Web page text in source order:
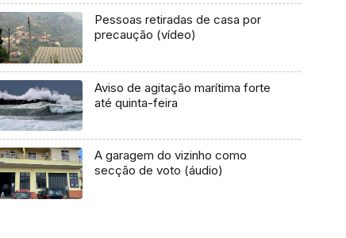
Pessoas retiradas de casa por
precaução (vídeo)
Aviso de agitação marítima forte
até quinta-feira
A garagem do vizinho como
secção de voto (áudio)